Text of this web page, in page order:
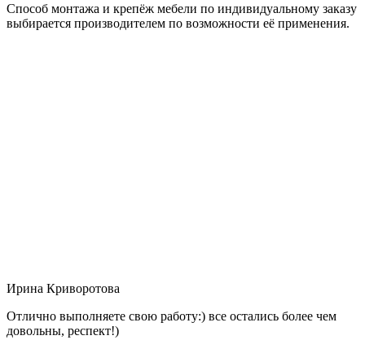
Способ монтажа и крепёж мебели по индивидуальному заказу
выбирается производителем по возможности её применения.
Ирина Криворотова
Отлично выполняете свою работу:) все остались более чем
довольны, респект!)